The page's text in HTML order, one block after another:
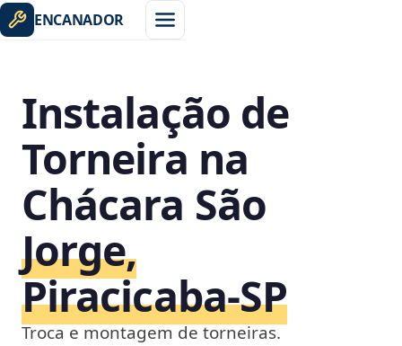
ENCANADOR
Instalação de
Torneira na
Chácara São
Jorge,
Piracicaba‑SP
Troca e montagem de torneiras.